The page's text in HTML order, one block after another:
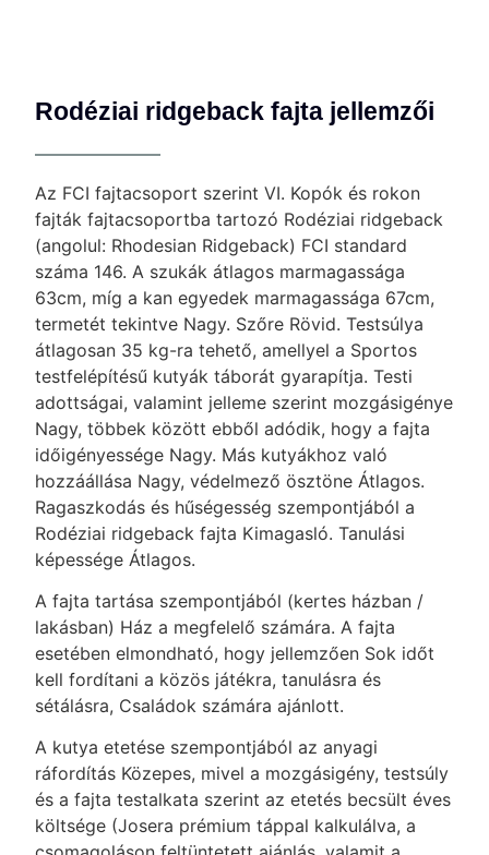
Rodéziai ridgeback fajta jellemzői
Az FCI fajtacsoport szerint VI. Kopók és rokon
fajták fajtacsoportba tartozó Rodéziai ridgeback
(angolul: Rhodesian Ridgeback) FCI standard
száma 146. A szukák átlagos marmagassága
63cm, míg a kan egyedek marmagassága 67cm,
termetét tekintve Nagy. Szőre Rövid. Testsúlya
átlagosan 35 kg-ra tehető, amellyel a Sportos
testfelépítésű kutyák táborát gyarapítja. Testi
adottságai, valamint jelleme szerint mozgásigénye
Nagy, többek között ebből adódik, hogy a fajta
időigényessége Nagy. Más kutyákhoz való
hozzáállása Nagy, védelmező ösztöne Átlagos.
Ragaszkodás és hűségesség szempontjából a
Rodéziai ridgeback fajta Kimagasló. Tanulási
képessége Átlagos.
A fajta tartása szempontjából (kertes házban /
lakásban) Ház a megfelelő számára. A fajta
esetében elmondható, hogy jellemzően Sok időt
kell fordítani a közös játékra, tanulásra és
sétálásra, Családok számára ajánlott.
A kutya etetése szempontjából az anyagi
ráfordítás Közepes, mivel a mozgásigény, testsúly
és a fajta testalkata szerint az etetés becsült éves
költsége (Josera prémium táppal kalkulálva, a